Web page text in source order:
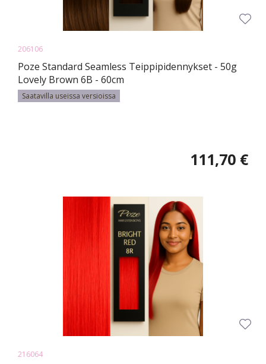
206106
Poze Standard Seamless Teippipidennykset - 50g
Lovely Brown 6B - 60cm
Saatavilla useissa versioissa
111,70 €
216064